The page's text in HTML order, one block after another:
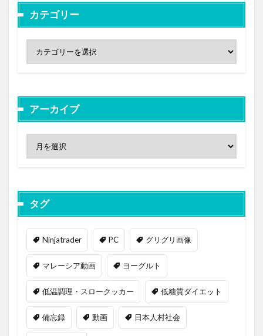
カテゴリー
アーカイブ
タグ
Ninjatrader PC グリグリ画像
マレーシア動画 ヨーグルト
低温調理・スロークッカー 低糖質ダイエット
備忘録 動画 日本人村社会